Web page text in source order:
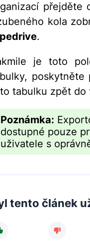
přejděte
kola
.
je toto
poskytněte
tabulku zpět do
Poznámka:
dostupné pouze
uživatele s
tento článek